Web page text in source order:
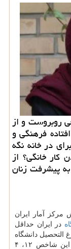
روبروست و از
فرهنگی و
در خانه نگه
خانگی؟ از
پیشرفت زنان
مركز آمار ایران
در ایران حداقل
التحصیل دانشگاه
۲۵، ۳ درصد است در صورتی كه برای مردان این شاخص ۱۲، ۴